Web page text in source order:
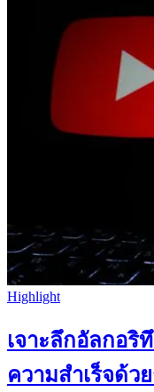
Highlight
เจาะลึกอัลกอริ
ความสำเร็จด้